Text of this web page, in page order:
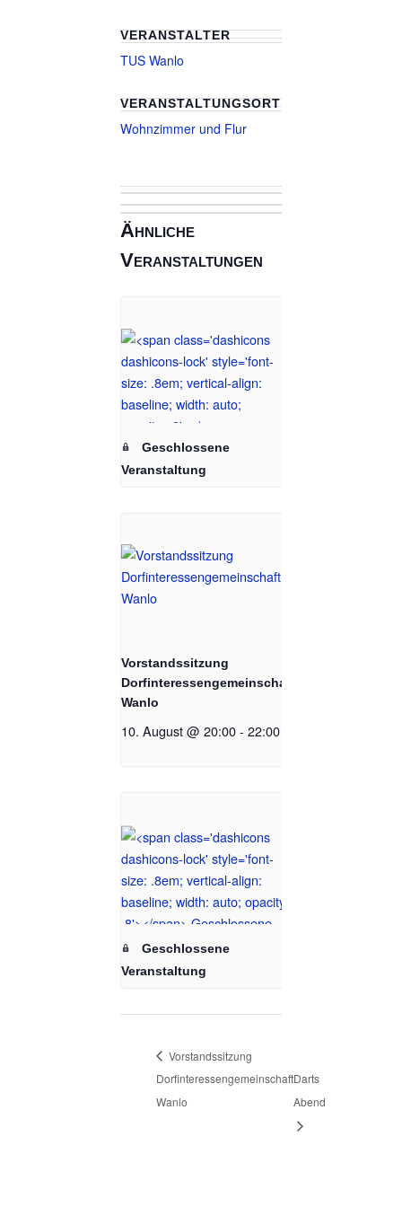
VERANSTALTUNGSORT
Wohnzimmer und Flur
VERANSTALTER
TUS Wanlo
Ähnliche
Veranstaltungen
Geschlossene
Veranstaltung
Vorstandssitzung
Dorfinteressengemeinschaft
Wanlo
10. August @ 20:00 - 22:00
Geschlossene
Veranstaltung
Vorstandssitzung
Dorfinteressengemeinschaft
Wanlo
Darts
Abend